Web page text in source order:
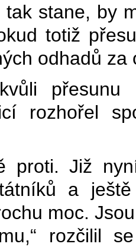
stane, by
totiž
odhadů
přesunu
rozhořel
proti. Již
a
moc.
rozčilil